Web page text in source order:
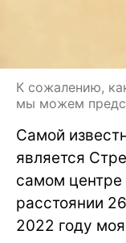
К сожалению,
мы можем
Самой
является
самом центре
расстоянии
2022 году